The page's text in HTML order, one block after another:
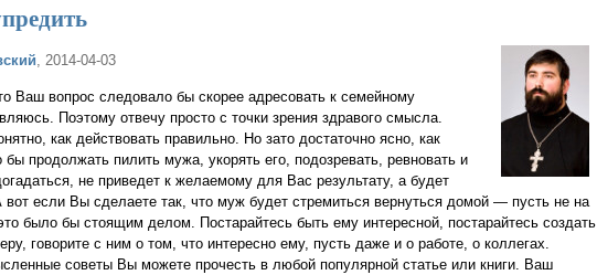
, 2014-04-03
Ваш вопрос следовало бы скорее адресовать к семейному
Поэтому отвечу просто с точки зрения здравого смысла.
как действовать правильно. Но зато достаточно ясно, как
продолжать пилить мужа, укорять его, подозревать, ревновать и
не приведет к желаемому для Вас результату, а будет
если Вы сделаете так, что муж будет стремиться вернуться домой — пусть не на
было бы стоящим делом. Постарайтесь быть ему интересной, постарайтесь создать
говорите с ним о том, что интересно ему, пусть даже и о работе, о коллегах.
советы Вы можете прочесть в любой популярной статье или книги. Ваш